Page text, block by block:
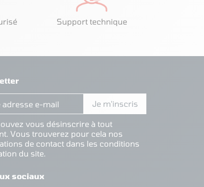
Support technique
vous désinscrire à tout
Vous trouverez pour cela nos
de contact dans les conditions
du site.
sociaux